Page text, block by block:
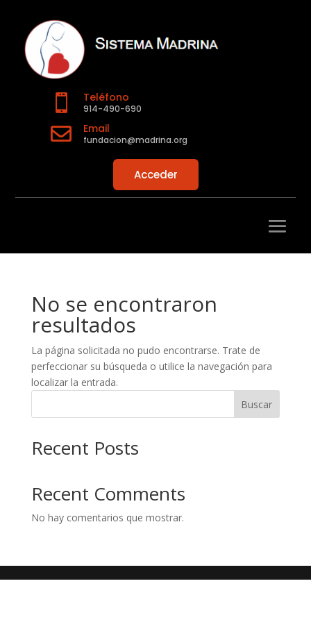
 Teléfono
914-490-690
 Email
fundacion@madrina.org
Acceder
No se encontraron
resultados
La página solicitada no pudo encontrarse. Trate de
perfeccionar su búsqueda o utilice la navegación para
localizar la entrada.
Buscar
Recent Posts
Recent Comments
No hay comentarios que mostrar.